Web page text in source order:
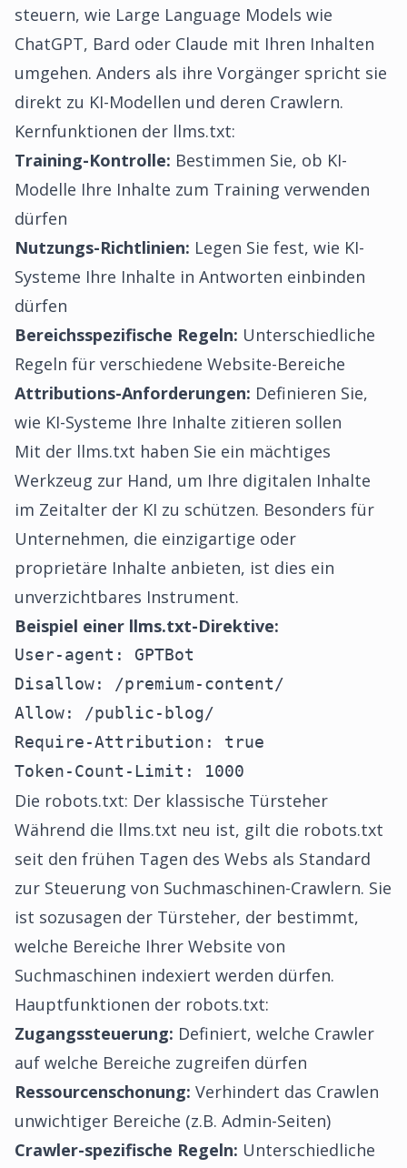
steuern, wie Large Language Models wie
ChatGPT, Bard oder Claude mit Ihren Inhalten
umgehen. Anders als ihre Vorgänger spricht sie
direkt zu KI-Modellen und deren Crawlern.
Kernfunktionen der llms.txt:
Training-Kontrolle: Bestimmen Sie, ob KI-
Modelle Ihre Inhalte zum Training verwenden
dürfen
Nutzungs-Richtlinien: Legen Sie fest, wie KI-
Systeme Ihre Inhalte in Antworten einbinden
dürfen
Bereichsspezifische Regeln: Unterschiedliche
Regeln für verschiedene Website-Bereiche
Attributions-Anforderungen: Definieren Sie,
wie KI-Systeme Ihre Inhalte zitieren sollen
Mit der llms.txt haben Sie ein mächtiges
Werkzeug zur Hand, um Ihre digitalen Inhalte
im Zeitalter der KI zu schützen. Besonders für
Unternehmen, die einzigartige oder
proprietäre Inhalte anbieten, ist dies ein
unverzichtbares Instrument.
Beispiel einer llms.txt-Direktive:
User-agent: GPTBot
Disallow: /premium-content/
Allow: /public-blog/
Require-Attribution: true
Token-Count-Limit: 1000
Die robots.txt: Der klassische Türsteher
Während die llms.txt neu ist, gilt die robots.txt
seit den frühen Tagen des Webs als Standard
zur Steuerung von Suchmaschinen-Crawlern. Sie
ist sozusagen der Türsteher, der bestimmt,
welche Bereiche Ihrer Website von
Suchmaschinen indexiert werden dürfen.
Hauptfunktionen der robots.txt:
Zugangssteuerung: Definiert, welche Crawler
auf welche Bereiche zugreifen dürfen
Ressourcenschonung: Verhindert das Crawlen
unwichtiger Bereiche (z.B. Admin-Seiten)
Crawler-spezifische Regeln: Unterschiedliche